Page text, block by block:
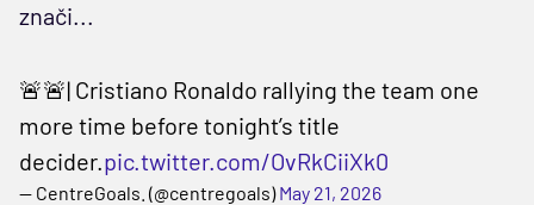
znači...
🚨🚨| Cristiano Ronaldo rallying the team one
more time before tonight’s title
decider.pic.twitter.com/OvRkCiiXk0
— CentreGoals. (@centregoals)May 21, 2026